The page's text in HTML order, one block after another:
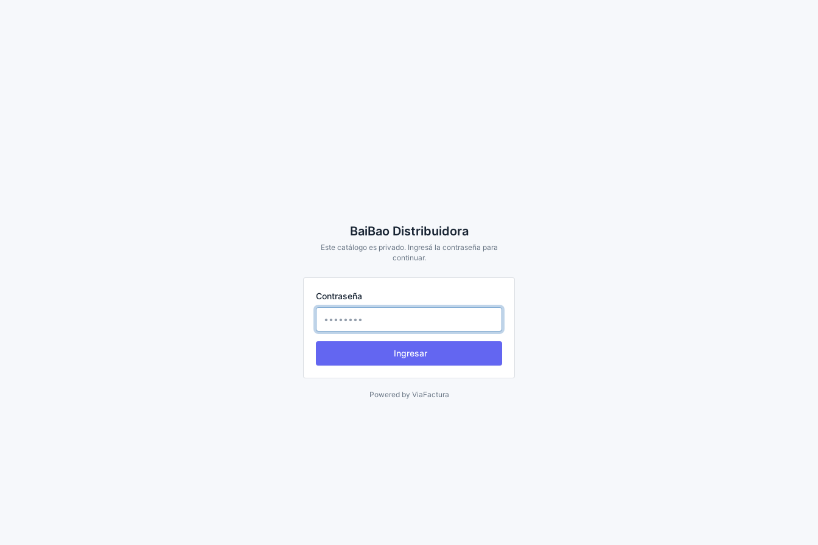
BaiBao Distribuidora
Este catálogo es privado. Ingresá la contraseña para
continuar.
Contraseña
Ingresar
Powered by ViaFactura